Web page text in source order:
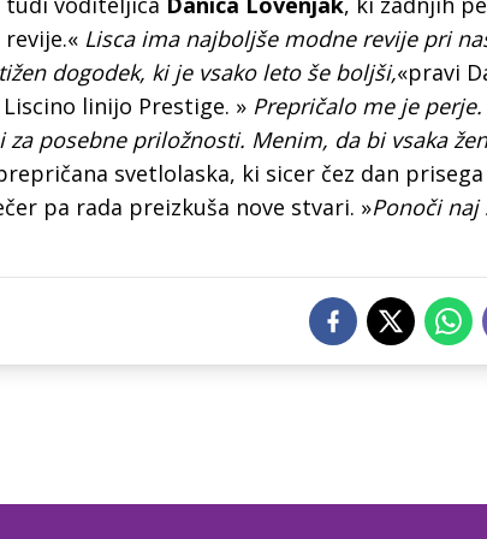
Lisca ima najboljše modne revije pri
dogodek, ki je vsako leto še boljši,«pravi
linijo Prestige. » Prepričalo me je perje.
posebne priložnosti. Menim, da bi vsaka
svetlolaska, ki sicer čez dan prisega
pa rada preizkuša nove stvari. »Ponoči naj